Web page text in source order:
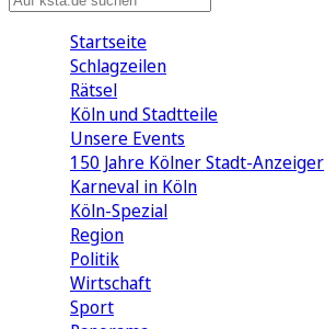
Startseite
Schlagzeilen
Rätsel
Köln und Stadtteile
Unsere Events
150 Jahre Kölner Stadt-Anzeiger
Karneval in Köln
Köln-Spezial
Region
Politik
Wirtschaft
Sport